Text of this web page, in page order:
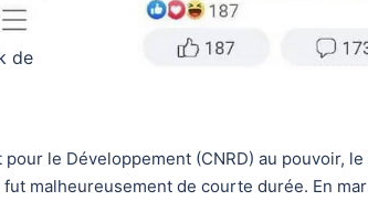
de
le Développement (CNRD) au pouvoir,
malheureusement de courte durée. En